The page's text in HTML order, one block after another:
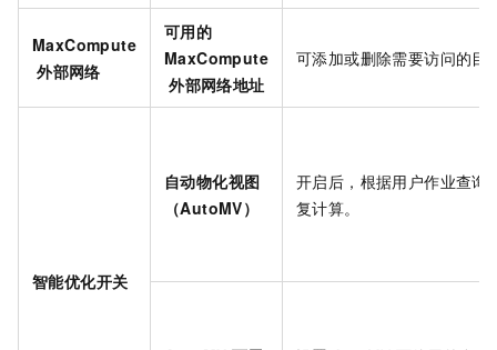
MaxCompute
外部网络
可用的
MaxCompute
外部网络地址
可添加或删除需要访问的目
智能优化开关
自动物化视图
（AutoMV）
开启后，根据用户作业查询
复计算。